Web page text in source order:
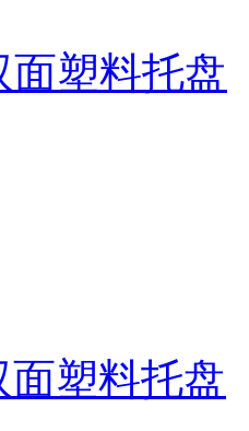
面塑料托盘
面塑料托盘